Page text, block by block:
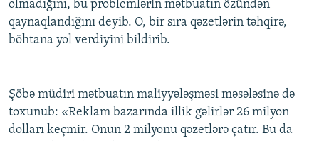
olmadığını, bu problemlərin mətbuatın özündən
qaynaqlandığını deyib. O, bir sıra qəzetlərin təhqirə,
böhtana yol verdiyini bildirib.
Şöbə müdiri mətbuatın maliyyələşməsi məsələsinə də
toxunub: «Reklam bazarında illik gəlirlər 26 milyon
dolları keçmir. Onun 2 milyonu qəzetlərə çatır. Bu da